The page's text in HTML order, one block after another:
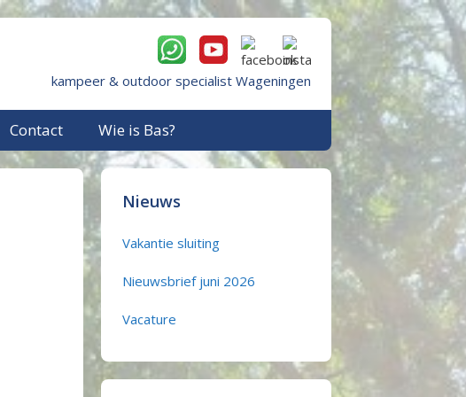
kampeer & outdoor specialist Wageningen
Contact Wie is Bas?
Nieuws
Vakantie sluiting
Nieuwsbrief juni 2026
Vacature